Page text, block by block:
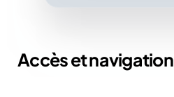
Accès et navigation